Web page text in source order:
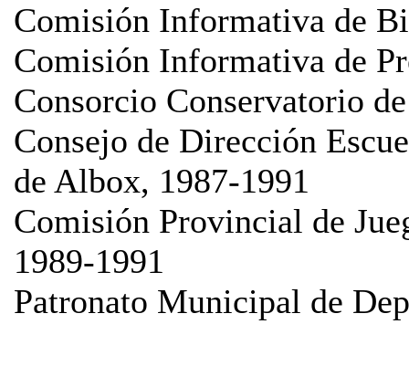
Comisión Informativa de
Comisión Informativa de
Consorcio Conservatorio
Consejo de Dirección
de Albox, 1987-1991
Comisión Provincial de
1989-1991
Patronato Municipal de